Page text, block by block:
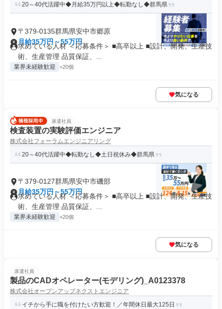
20～40代活躍中◆月給35万円以上◆転勤なし◆群馬県
〒379-0135群馬県安中市郷原
月給35万円～55万円
求めている人材 ＜応募条件＞ ■高卒以上 ■設計、開発、生産技
術、生産管理 品質保証、...
業界未経験歓迎 +20個
気になる
派遣社員
検査装置の実験評価エンジニア
株式会社フォーラムエンジニアリング
20～40代活躍中◆転勤なし◆土日祝休み◆群馬県
〒379-0127群馬県安中市磯部
月給35万円～55万円
求めている人材 ＜応募条件＞ ■高卒以上 ■設計、開発、生産技
術、生産管理 品質保証、...
業界未経験歓迎 +20個
気になる
派遣社員
製品のCADオペレーター(モデリング)_A0123378
株式会社オープンアップネクストエンジニア
イチから手に職を付けたい方歓迎！／年間休日最大125日